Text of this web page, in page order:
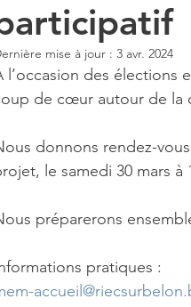
mise à jour : 3 avr. 2024
l’occasion des élections
de cœur autour de la
donnons rendez-
le samedi 30 mars à
préparerons
pratiques :